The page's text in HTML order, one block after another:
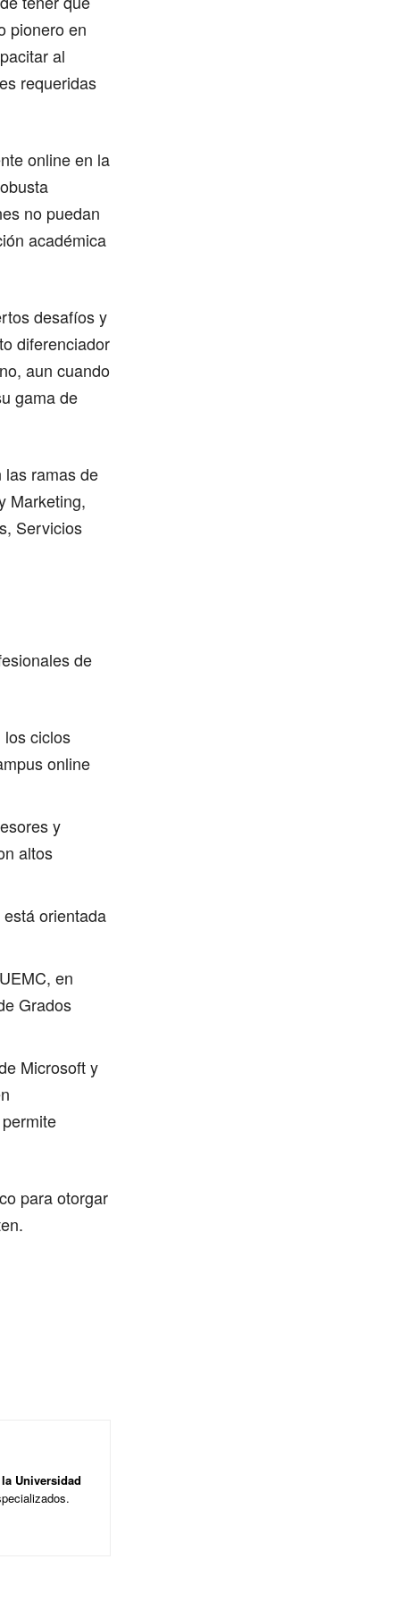
pionero en
al
requeridas
online en la
no puedan
académica
desafíos y
diferenciador
aun cuando
gama de
las ramas de
Marketing,
Servicios
de
los ciclos
online
y
altos
orientada
en
Grados
Microsoft y
para otorgar
Universidad